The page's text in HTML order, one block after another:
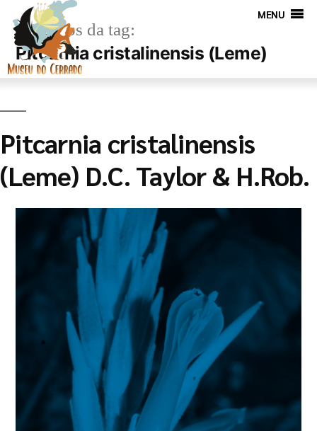
MENU
Arquivos da tag:
Pitcarnia cristalinensis (Leme)
Pitcarnia cristalinensis
(Leme) D.C. Taylor & H.Rob.